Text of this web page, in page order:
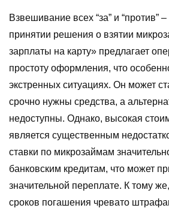
Взвешивание всех “за” и “против”
принятии решения о взятии
зарплаты на карту» предлагает
простоту оформления, что
экстренных ситуациях. Он может
срочно нужны средства, а
недоступны. Однако, высокая
является существенным
ставки по микрозаймам
банковским кредитам, что может
значительной переплате. К тому
сроков погашения чревато